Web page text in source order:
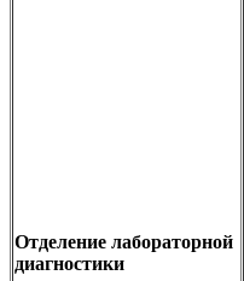
Отделение лабораторной
диагностики